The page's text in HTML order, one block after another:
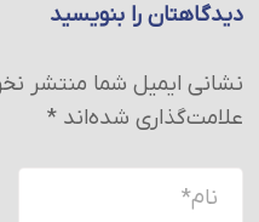
دیدگاهتان را بنویسید
نشانی ایمیل شما منتشر
علامت‌گذاری شده‌اند*